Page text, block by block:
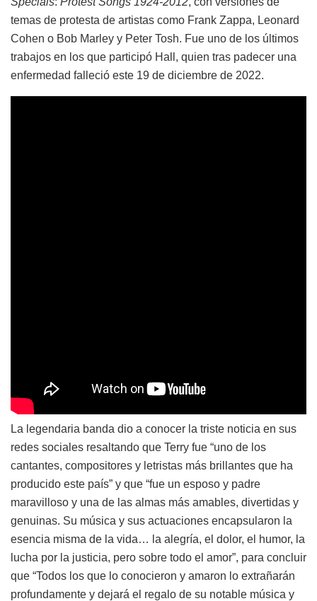
temas de protesta de artistas como Frank Zappa, Leonard
Cohen o Bob Marley y Peter Tosh. Fue uno de los últimos
trabajos en los que participó Hall, quien tras padecer una
enfermedad falleció este 19 de diciembre de 2022.
La legendaria banda dio a conocer la triste noticia en sus
redes sociales resaltando que Terry fue “uno de los
cantantes, compositores y letristas más brillantes que ha
producido este país” y que “fue un esposo y padre
maravilloso y una de las almas más amables, divertidas y
genuinas. Su música y sus actuaciones encapsularon la
esencia misma de la vida… la alegría, el dolor, el humor, la
lucha por la justicia, pero sobre todo el amor”, para concluir
que “Todos los que lo conocieron y amaron lo extrañarán
profundamente y dejará el regalo de su notable música y